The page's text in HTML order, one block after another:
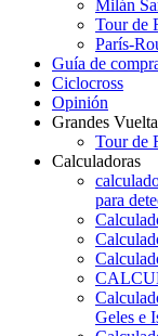
Milán
Tour de
París-
Guía de
Ciclocross
Opinión
Grandes
Tour de
Calculadoras
para
Geles e